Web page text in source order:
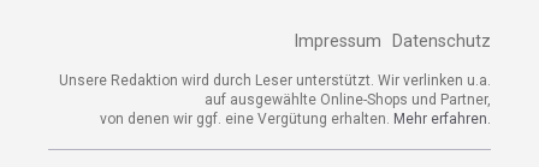
Impressum Datenschutz
Unsere Redaktion wird durch Leser unterstützt. Wir verlinken
u.a. auf ausgewählte Online-Shops und Partner,
von denen wir ggf. eine Vergütung erhalten.Mehr erfahren.